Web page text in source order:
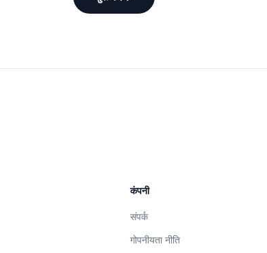
कंपनी
संपर्क
गोपनीयता नीति